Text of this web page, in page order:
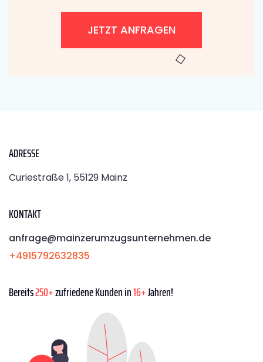
JETZT ANFRAGEN
ADRESSE
Curiestraße 1, 55129 Mainz
KONTAKT
anfrage@mainzerumzugsunternehmen.de
+4915792632835
Bereits250+zufriedene Kunden in16+Jahren!